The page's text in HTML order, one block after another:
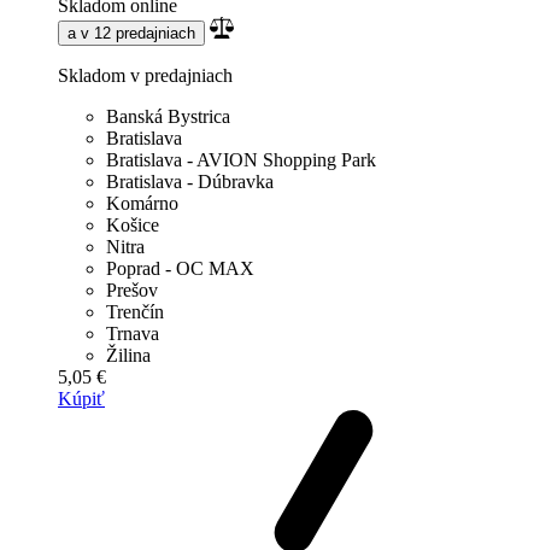
Skladom online
a v 12 predajniach
Skladom v predajniach
Banská Bystrica
Bratislava
Bratislava - AVION Shopping Park
Bratislava - Dúbravka
Komárno
Košice
Nitra
Poprad - OC MAX
Prešov
Trenčín
Trnava
Žilina
5,05 €
Kúpiť